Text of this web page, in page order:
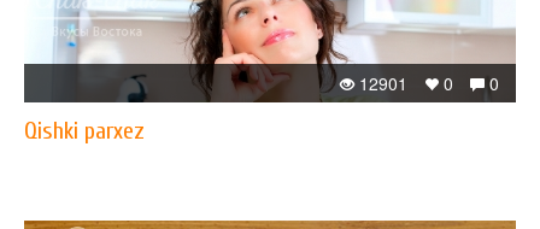
0
0
12901
Qishki parxez